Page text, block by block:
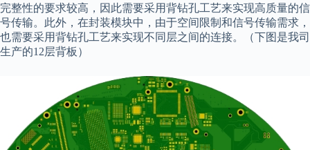
完整性的要求较高，因此需要采用背钻孔工艺来实现高质量的信
号传输。此外，在封装模块中，由于空间限制和信号传输需求，
也需要采用背钻孔工艺来实现不同层之间的连接。（下图是我司
生产的12层背板）